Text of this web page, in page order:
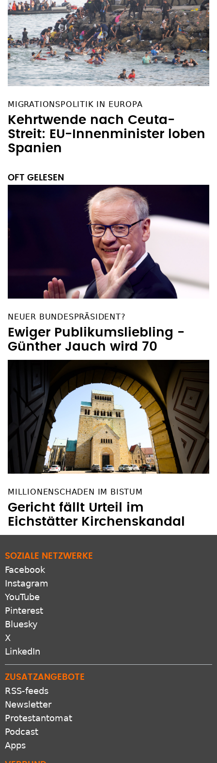
MIGRATIONSPOLITIK IN EUROPA
Kehrtwende nach Ceuta-
Streit: EU-Innenminister loben
Spanien
OFT GELESEN
NEUER BUNDESPRÄSIDENT?
Ewiger Publikumsliebling -
Günther Jauch wird 70
MILLIONENSCHADEN IM BISTUM
Gericht fällt Urteil im
Eichstätter Kirchenskandal
SOZIALE NETZWERKE
Facebook
Instagram
YouTube
Pinterest
Bluesky
X
LinkedIn
ZUSATZANGEBOTE
RSS-feeds
Newsletter
Protestantomat
Podcast
Apps